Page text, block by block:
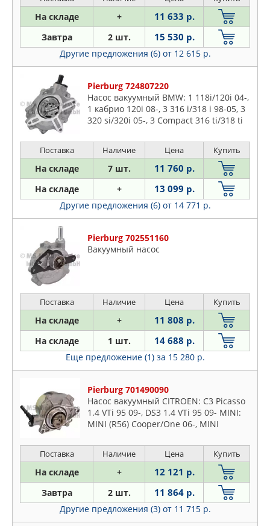
На складе + 11 633 р.
Завтра 2 шт. 15 530 р.
Другие предложения (6) от 12 615 р.
Pierburg 724807220
Насос вакуумный BMW: 1 118i/120i 04-,
1 кабрио 120i 08-, 3 316 i/318 i 98-05, 3
320 si/320i 05-, 3 Compact 316 ti/318 ti
Поставка Наличие Цена Купить
На складе 7 шт. 11 760 р.
На складе + 13 099 р.
Другие предложения (6) от 14 771 р.
Pierburg 702551160
Вакуумный насос
Поставка Наличие Цена Купить
На складе + 11 808 р.
На складе 1 шт. 14 688 р.
Еще предложение (1) за 15 280 р.
Pierburg 701490090
Насос вакуумный CITROEN: C3 Picasso
1.4 VTi 95 09-, DS3 1.4 VTi 95 09- MINI:
MINI (R56) Cooper/One 06-, MINI
кабрио (R57) Cooper
Поставка Наличие Цена Купить
На складе + 12 121 р.
Завтра 2 шт. 11 864 р.
Другие предложения (3) от 11 715 р.